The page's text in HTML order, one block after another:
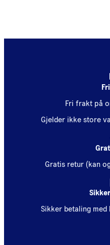
Fri frakt på
Gjelder ikke store
Gratis retur (kan
Sikker betaling